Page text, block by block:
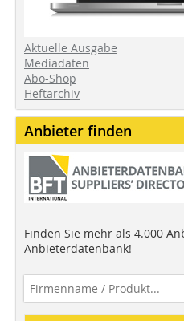
Aktuelle Ausgabe
Mediadaten
Abo-Shop
Heftarchiv
Anbieter finden
Finden Sie mehr als 4.000
Anbieterdatenbank!